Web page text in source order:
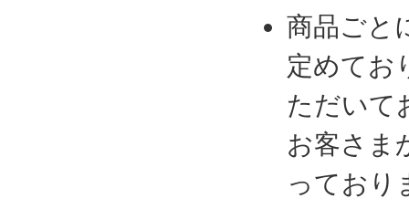
商品ごと
定めてお
ただいて
お客さま
っており